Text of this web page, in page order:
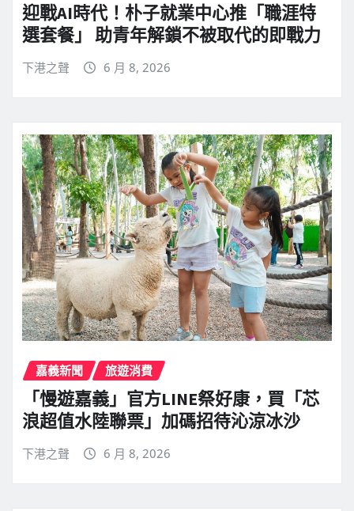
迎戰AI時代！朴子就業中心推「職涯特
選套餐」 助青年解鎖不被取代的即戰力
下港之聲 6 月 8, 2026
嘉義新聞 旅遊消費
「慢遊嘉義」官方LINE祭好康，買「芯
浪超值水陸聯票」加碼招待沁涼冰沙
下港之聲 6 月 8, 2026